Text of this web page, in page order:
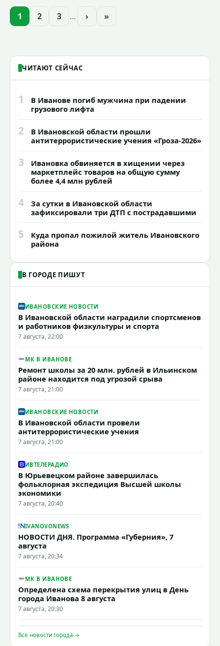
проекта подсветки исторических
1 2 3 … › »
ЧИТАЮТ СЕЙЧАС
1
В Иванове погиб мужчина при падении
грузового лифта
2
В Ивановской области прошли
антитеррористические учения «Гроза-2026»
3
Ивановка обвиняется в хищении через
маркетплейс товаров на общую сумму
более 4,4 млн рублей
4
За сутки в Ивановской области
зафиксировали три ДТП с пострадавшими
5
Куда пропал пожилой житель Ивановского
района
В ГОРОДЕ ПИШУТ
ИВАНОВСКИЕ НОВОСТИ
В Ивановской области наградили спортсменов
и работников физкультуры и спорта
7 августа, 22:00
МК В ИВАНОВЕ
Ремонт школы за 20 млн. рублей в Ильинском
районе находится под угрозой срыва
7 августа, 21:00
ИВАНОВСКИЕ НОВОСТИ
В Ивановской области провели
антитеррористические учения
7 августа, 21:00
ИВТЕЛЕРАДИО
В Юрьевецком районе завершилась
фольклорная экспедиция Высшей школы
экономики
7 августа, 20:40
IVANOVONEWS
НОВОСТИ ДНЯ. Программа «Губерния», 7
августа
7 августа, 20:34
МК В ИВАНОВЕ
Определена схема перекрытия улиц в День
города Иванова 8 августа
7 августа, 20:30
Все новости города →